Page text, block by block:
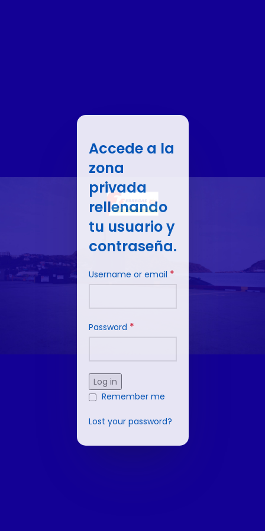
Accede a la
zona
privada
rellenando
tu usuario y
contraseña.
Username or email *
Password *
Log in
Remember me
Lost your password?